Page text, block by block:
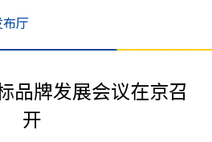
厅
品牌发展会议在京召
开